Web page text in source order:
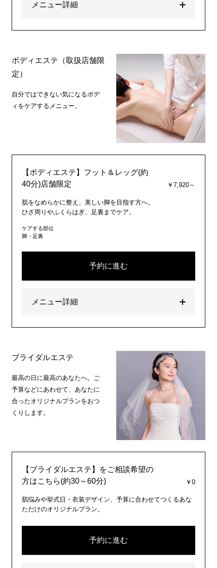
メニュー詳細
ボディエステ（取扱店舗限
定）
自分ではできない気になるボデ
ィをケアするメニュー。
【ボディエステ】フット＆レッグ(約
40分)店舗限定
￥7,920～
肌をなめらかに整え、美しい脚を目指す方へ。
ひざ周りやふくらはぎ、足裏までケア。
ケアする部位
脚・足裏
予約に進む
メニュー詳細
ブライダルエステ
最高の日に最高のあなたへ。ご
予算などにあわせて、あなたに
合ったオリジナルプランをおつ
くりします。
【ブライダルエステ】をご相談希望の
方はこちら(約30～60分)
￥0
肌悩みや挙式日・衣装デザイン、予算に合わせてつくるあな
ただけのオリジナルプラン。
予約に進む